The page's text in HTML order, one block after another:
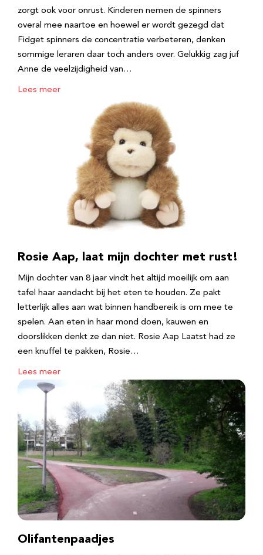
zorgt ook voor onrust. Kinderen nemen de spinners
overal mee naartoe en hoewel er wordt gezegd dat
Fidget spinners de concentratie verbeteren, denken
sommige leraren daar toch anders over. Gelukkig zag juf
Anne de veelzijdigheid van…
Lees meer
Rosie Aap, laat mijn dochter met rust!
Mijn dochter van 8 jaar vindt het altijd moeilijk om aan
tafel haar aandacht bij het eten te houden. Ze pakt
letterlijk alles aan wat binnen handbereik is om mee te
spelen. Aan eten in haar mond doen, kauwen en
doorslikken denkt ze dan niet. Rosie Aap Laatst had ze
een knuffel te pakken, Rosie…
Lees meer
Olifantenpaadjes